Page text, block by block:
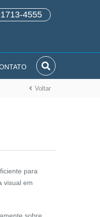
4555
Voltar
para
visual em